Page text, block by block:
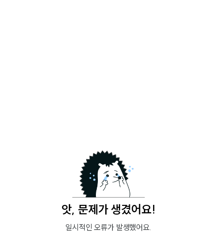
앗, 문제가 생겼어요!
일시적인 오류가 발생했어요.